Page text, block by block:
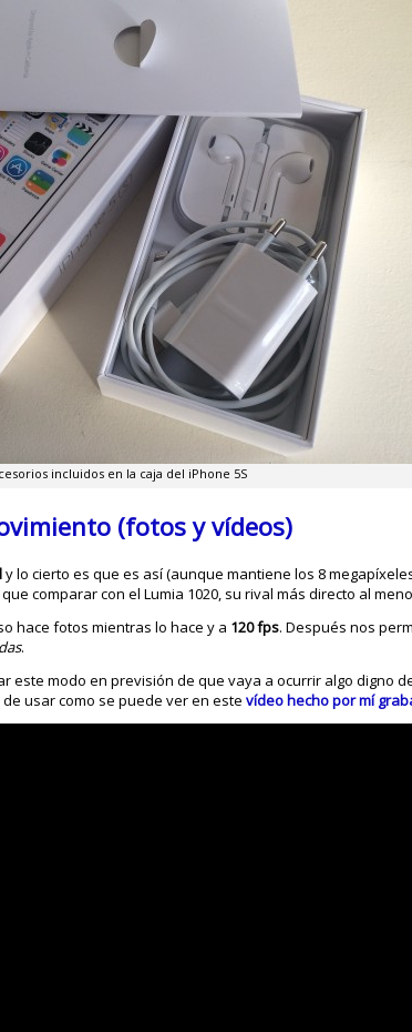
incluidos en la caja del iPhone 5S
(fotos y vídeos)
y lo cierto es que es así (aunque mantiene los 8
comparar con el Lumia 1020, su rival más directo al
hace fotos mientras lo hace y a 120 fps. Después nos
.
modo en previsión de que vaya a ocurrir algo digno
usar como se puede ver en estevídeo hecho por mí